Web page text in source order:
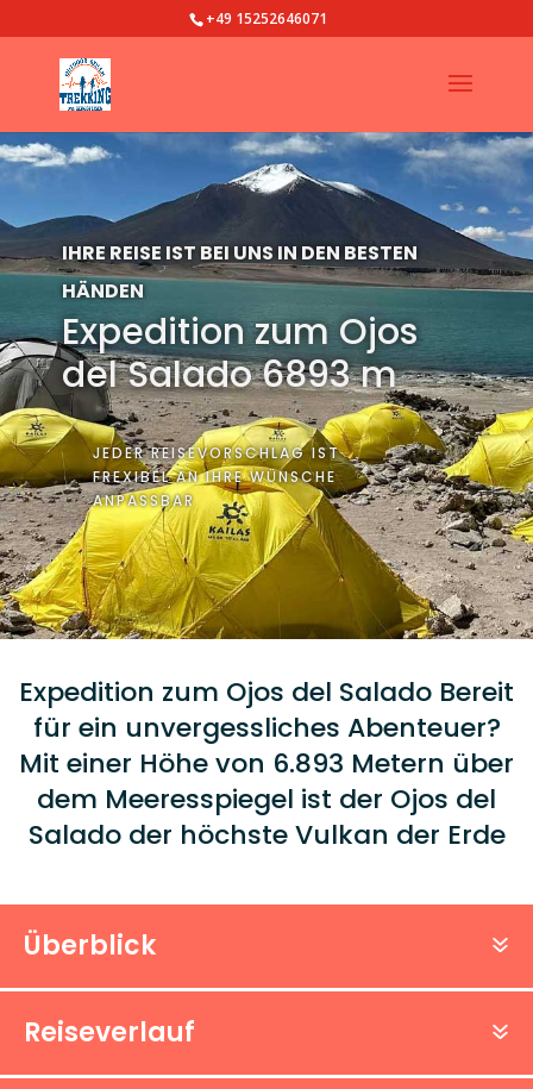
+49 15252646071
IHRE REISE IST BEI UNS IN DEN BESTEN
HÄNDEN
Expedition zum Ojos
del Salado 6893 m
JEDER REISEVORSCHLAG IST
FREXIBEL AN IHRE WÜNSCHE
ANPASSBAR
Expedition zum Ojos del Salado Bereit
für ein unvergessliches Abenteuer?
Mit einer Höhe von 6.893 Metern über
dem Meeresspiegel ist der Ojos del
Salado der höchste Vulkan der Erde
Überblick
Reiseverlauf